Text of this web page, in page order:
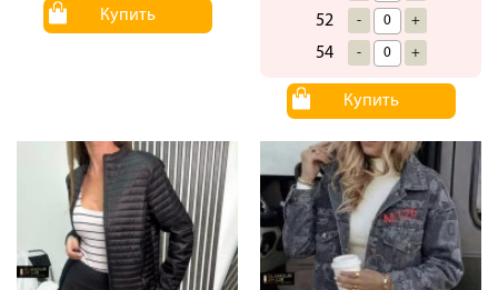
Купить 52 - +
54 - +
Купить